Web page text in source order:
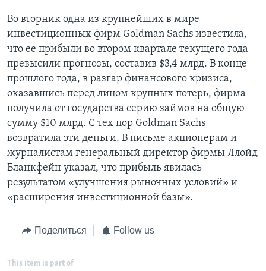
Во вторник одна из крупнейших в мире
инвестиционных фирм Goldman Sachs известила,
что ее прибыли во втором квартале текущего года
превысили прогнозы, составив $3,4 млрд. В конце
прошлого года, в разгар финансового кризиса,
оказавшись перед лицом крупных потерь, фирма
получила от государства серию займов на общую
сумму $10 млрд. С тех пор Goldman Sachs
возвратила эти деньги. В письме акционерам и
журналистам генеральный директор фирмы Ллойд
Бланкфейн указал, что прибыль явилась
результатом «улучшения рыночных условий» и
«расширения инвестиционной базы».
Поделиться Follow us
This item is part of